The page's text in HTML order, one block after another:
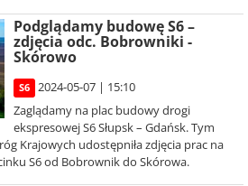
Podglądamy budowę S6 –
zdjęcia odc. Bobrowniki -
Skórowo
S6
2024-05-07 | 15:10
Zaglądamy na plac budowy drogi
ekspresowej S6 Słupsk – Gdańsk. Tym
Krajowych udostępniła zdjęcia prac na
S6 od Bobrownik do Skórowa.